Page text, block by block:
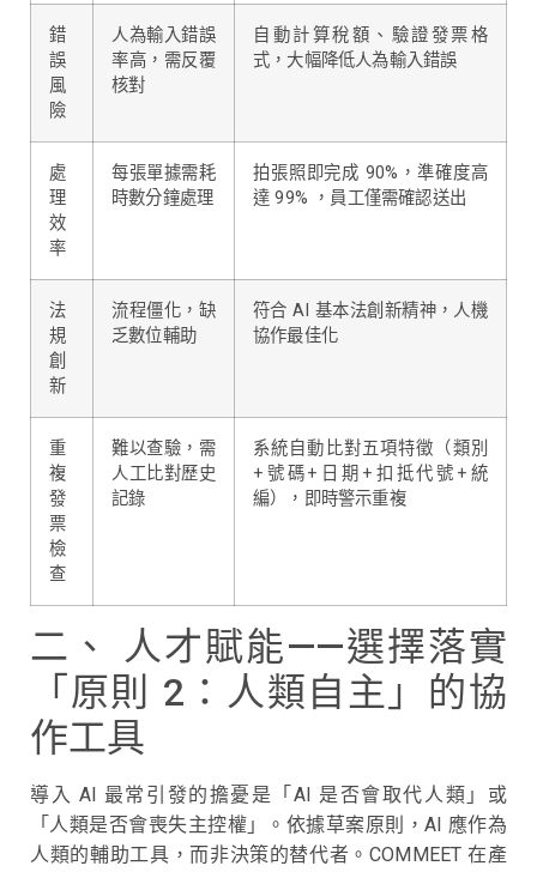
錯
誤
風
險
人為輸入錯誤
率高，需反覆
核對
自動計算稅額、驗證發票格
式，大幅降低人為輸入錯誤
處
理
效
率
每張單據需耗
時數分鐘處理
拍張照即完成 90%，準確度高
達 99% ，員工僅需確認送出
法
規
創
新
流程僵化，缺
乏數位輔助
符合 AI 基本法創新精神，人機
協作最佳化
重
複
發
票
檢
查
難以查驗，需
人工比對歷史
記錄
系統自動比對五項特徵（類別
+號碼+日期+扣抵代號+統
編），即時警示重複
二、 人才賦能——選擇落實
「原則 2：人類自主」的協
作工具
導入 AI 最常引發的擔憂是「AI 是否會取代人類」或
「人類是否會喪失主控權」。依據草案原則，AI 應作為
人類的輔助工具，而非決策的替代者。COMMEET 在產